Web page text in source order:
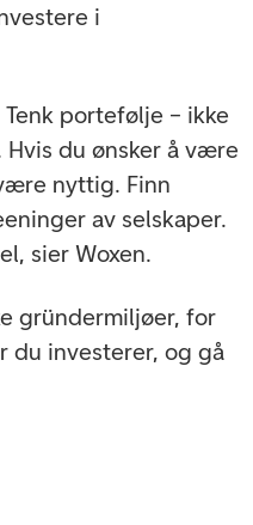
i
portefølje – ikke
du ønsker å være
nyttig. Finn
av selskaper.
sier Woxen.
gründermiljøer, for
du investerer, og gå